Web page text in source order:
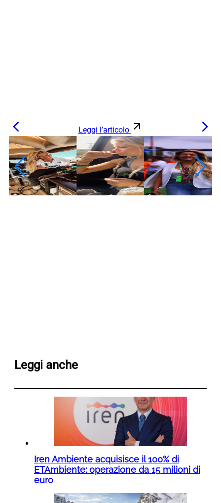
Leggi l’articolo
Leggi anche
Iren Ambiente acquisisce il 100% di
ETAmbiente: operazione da 15 milioni di
euro